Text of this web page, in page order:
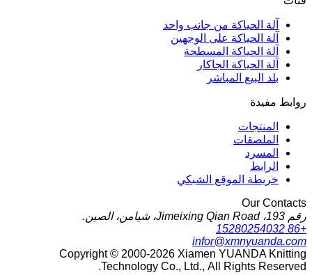
آلة الحياكة من جانب واحد
آلة الحياكة على الوجهين
آلة الحياكة المسطحة
آلة الحياكة الجاكار
بلد البيع المباشر
روابط مفيدة
المنتجات
الملصقات
المسرد
الرابط
خريطة الموقع الشبكي
Our Contacts
رقم 193، Jimeixing Qian Road، شيامن، الصين.
+86 15280254032
infor@xmnyuanda.com
Copyright © 2000-2026 Xiamen YUANDA Knitting
Technology Co., Ltd., All Rights Reserved.